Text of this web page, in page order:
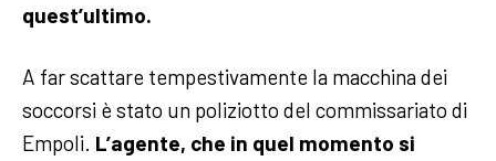
quest’ultimo.
A far scattare tempestivamente la macchina dei
soccorsi è stato un poliziotto del commissariato di
Empoli. L’agente, che in quel momento si